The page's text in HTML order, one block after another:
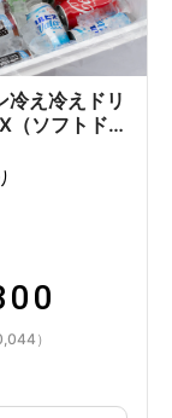
冷え冷えドリ
（ソフトドリ
）